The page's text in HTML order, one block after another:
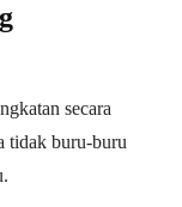
secara
tidak buru-buru